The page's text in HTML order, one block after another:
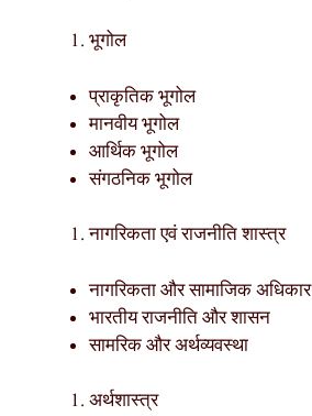
भूगोल
प्राकृतिक भूगोल
मानवीय भूगोल
आर्थिक भूगोल
संगठनिक भूगोल
नागरिकता एवं राजनीति शास्त्र
नागरिकता और सामाजिक अधिकार
भारतीय राजनीति और शासन
सामरिक और अर्थव्यवस्था
अर्थशास्त्र